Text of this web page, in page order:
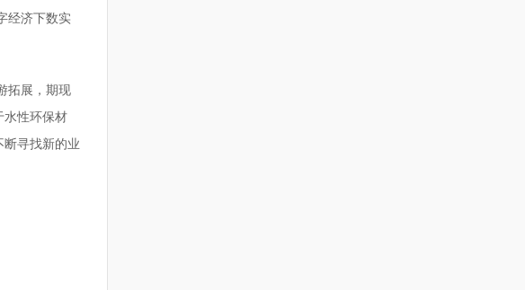
经济下数实
拓展，期现
水性环保材
断寻找新的业